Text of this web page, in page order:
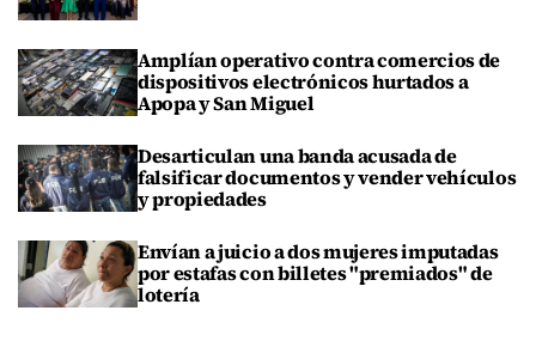
Amplían operativo contra comercios de
dispositivos electrónicos hurtados a
Apopa y San Miguel
Desarticulan una banda acusada de
falsificar documentos y vender vehículos
y propiedades
Envían a juicio a dos mujeres imputadas
por estafas con billetes "premiados" de
lotería